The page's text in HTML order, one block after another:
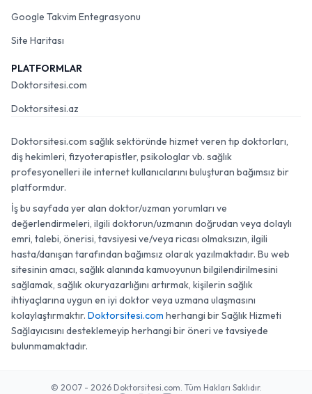
Google Takvim Entegrasyonu
Site Haritası
PLATFORMLAR
Doktorsitesi.com
Doktorsitesi.az
Doktorsitesi.com sağlık sektöründe hizmet veren tıp doktorları,
diş hekimleri, fizyoterapistler, psikologlar vb. sağlık
profesyonelleri ile internet kullanıcılarını buluşturan bağımsız bir
platformdur.
İş bu sayfada yer alan doktor/uzman yorumları ve
değerlendirmeleri, ilgili doktorun/uzmanın doğrudan veya dolaylı
emri, talebi, önerisi, tavsiyesi ve/veya ricası olmaksızın, ilgili
hasta/danışan tarafından bağımsız olarak yazılmaktadır. Bu web
sitesinin amacı, sağlık alanında kamuoyunun bilgilendirilmesini
sağlamak, sağlık okuryazarlığını artırmak, kişilerin sağlık
ihtiyaçlarına uygun en iyi doktor veya uzmana ulaşmasını
kolaylaştırmaktır. Doktorsitesi.com herhangi bir Sağlık Hizmeti
Sağlayıcısını desteklemeyip herhangi bir öneri ve tavsiyede
bulunmamaktadır.
© 2007 - 2026 Doktorsitesi.com. Tüm Hakları Saklıdır.